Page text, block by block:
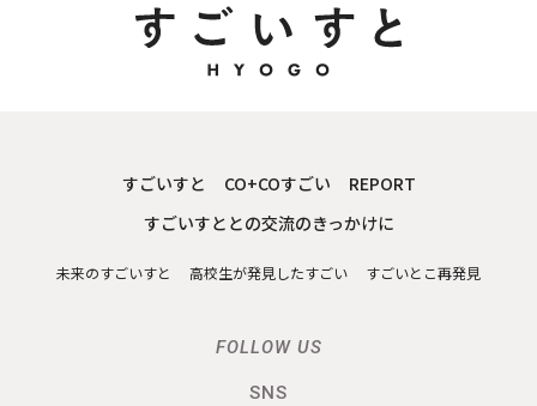
すごいすと CO+COすごい
REPORT
すごいすととの交流のきっかけに
未来のすごいすと 高校生が発見したすごい すごいとこ再発見
FOLLOW US
SNS